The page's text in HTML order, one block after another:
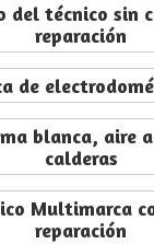
del técnico sin
reparación
de
blanca, aire
calderas
Multimarca
reparación